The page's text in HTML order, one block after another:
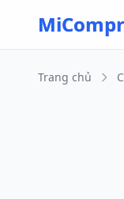
Skip to main
Trang chủ